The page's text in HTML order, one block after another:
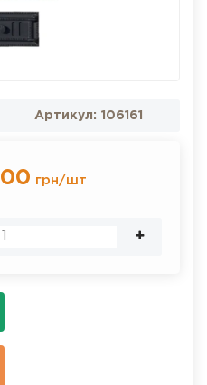
Артикул: 106161
грн/шт